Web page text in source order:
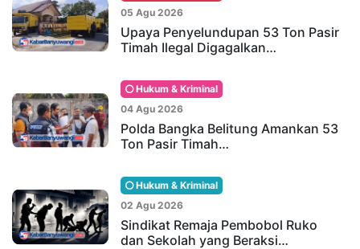
05 Agu 2026
Upaya Penyelundupan 53 Ton Pasir
Timah Ilegal Digagalkan…
Hukum & Kriminal
04 Agu 2026
Polda Bangka Belitung Amankan 53
Ton Pasir Timah…
Hukum & Kriminal
02 Agu 2026
Sindikat Remaja Pembobol Ruko
dan Sekolah yang Beraksi…